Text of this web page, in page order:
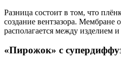
Разница состоит в том, что
создание вентзазора. Мембране
располагается между изделием
«Пирожок» с